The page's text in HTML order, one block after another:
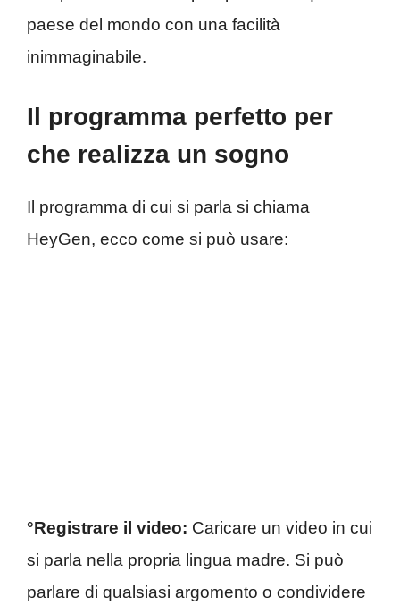
paese del mondo con una facilità
inimmaginabile.
Il programma perfetto per
che realizza un sogno
Il programma di cui si parla si chiama
HeyGen, ecco come si può usare:
°Registrare il video: Caricare un video in cui
si parla nella propria lingua madre. Si può
parlare di qualsiasi argomento o condividere